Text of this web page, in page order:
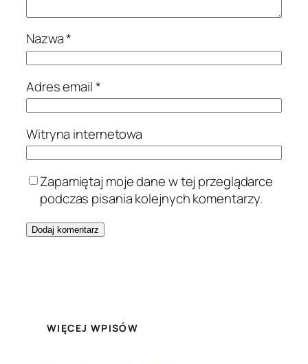
Nazwa*
Adres email*
Witryna internetowa
Zapamiętaj moje dane w tej przeglądarce
podczas pisania kolejnych komentarzy.
WIĘCEJ WPISÓW